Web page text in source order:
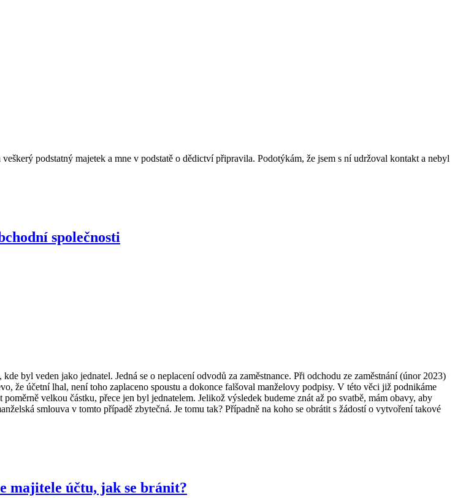
podstatný majetek a mne v podstatě o dědictví připravila. Podotýkám, že jsem s ní udržoval kontakt a nebyl
společnosti
byl veden jako jednatel. Jedná se o neplacení odvodů za zaměstnance. Při odchodu ze zaměstnání (únor 2023)
že účetní lhal, není toho zaplaceno spoustu a dokonce falšoval manželovy podpisy. V této věci již podnikáme
velkou částku, přece jen byl jednatelem. Jelikož výsledek budeme znát až po svatbě, mám obavy, aby
smlouva v tomto případě zbytečná. Je tomu tak? Případně na koho se obrátit s žádostí o vytvoření takové
majitele účtu, jak se bránit?